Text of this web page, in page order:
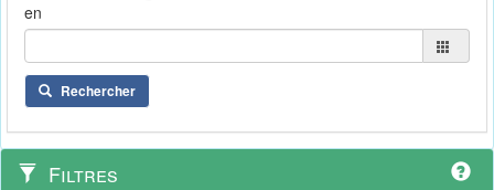
en
Rechercher
Filtres